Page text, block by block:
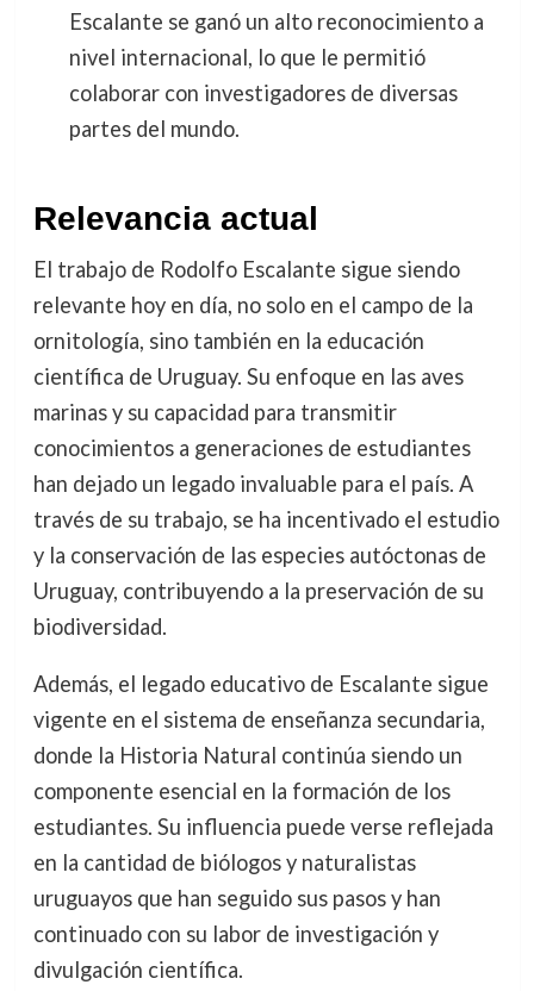
Escalante se ganó un alto reconocimiento a
nivel internacional, lo que le permitió
colaborar con investigadores de diversas
partes del mundo.
Relevancia actual
El trabajo de Rodolfo Escalante sigue siendo
relevante hoy en día, no solo en el campo de la
ornitología, sino también en la educación
científica de Uruguay. Su enfoque en las aves
marinas y su capacidad para transmitir
conocimientos a generaciones de estudiantes
han dejado un legado invaluable para el país. A
través de su trabajo, se ha incentivado el estudio
y la conservación de las especies autóctonas de
Uruguay, contribuyendo a la preservación de su
biodiversidad.
Además, el legado educativo de Escalante sigue
vigente en el sistema de enseñanza secundaria,
donde la Historia Natural continúa siendo un
componente esencial en la formación de los
estudiantes. Su influencia puede verse reflejada
en la cantidad de biólogos y naturalistas
uruguayos que han seguido sus pasos y han
continuado con su labor de investigación y
divulgación científica.